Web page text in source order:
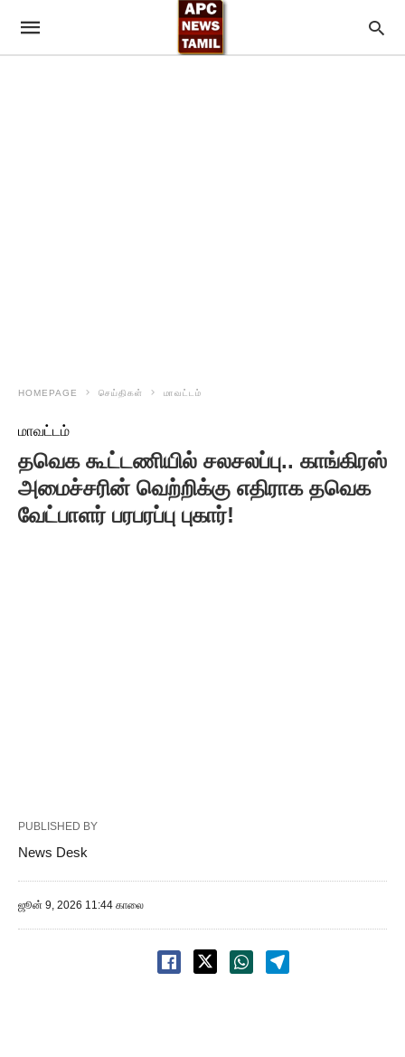
HOMEPAGE செய்திகள் மாவட்டம்
மாவட்டம்
தவெக கூட்டணியில் சலசலப்பு.. காங்கிரஸ்
அமைச்சரின் வெற்றிக்கு எதிராக தவெக
வேட்பாளர் பரபரப்பு புகார்!
PUBLISHED BY
News Desk
ஜூன் 9, 2026 11:44 காலை